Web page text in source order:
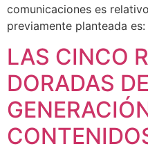
comunicaciones es
previamente planteada
LAS CINCO
DORADAS